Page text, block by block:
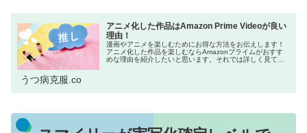
アニメ化した作品はAmazon Prime Videoが良い
理由！
漫画やアニメを楽しむためにお得な方法をお伝えします！
アニメ化した作品を楽しむならAmazonプライムがおすす
めな理由を紹介したいと思います。それでは詳しく見てい
うつ病克服.co